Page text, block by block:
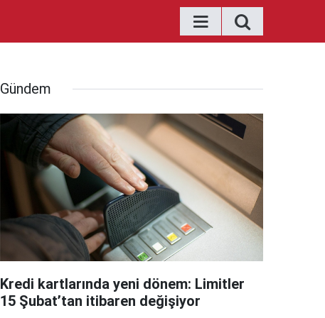
Gündem
Kredi kartlarında yeni dönem: Limitler
15 Şubat’tan itibaren değişiyor